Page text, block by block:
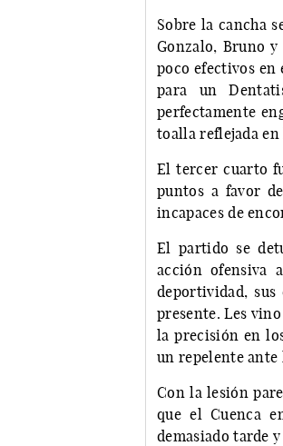
Sobre la cancha
Gonzalo, Bruno
poco efectivos en
para un
perfectamente
toalla reflejada en
El tercer cuarto
puntos a favor
incapaces de
El partido se
acción ofensiva
deportividad,
presente. Les
la precisión en
un repelente ante
Con la lesión
que el Cuenca
demasiado tarde